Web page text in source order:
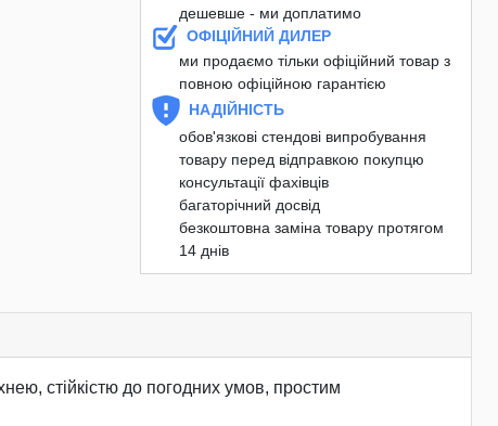
дешевше - ми доплатимо
ОФІЦІЙНИЙ ДИЛЕР
ми продаємо тільки офіційний товар з
повною офіційною гарантією
НАДІЙНІСТЬ
обов'язкові стендові випробування
товару перед відправкою покупцю
консультації фахівців
багаторічний досвід
безкоштовна заміна товару протягом
14 днів
стійкістю до погодних умов, простим